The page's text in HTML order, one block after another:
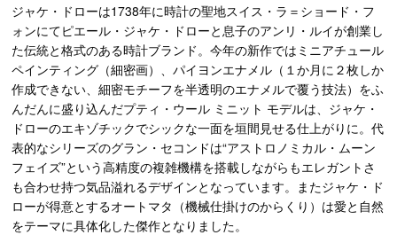
ジャケ・ドローは1738年に時計の聖地スイス・ラ＝ショード・フ
ォンにてピエール・ジャケ・ドローと息子のアンリ・ルイが創業し
た伝統と格式のある時計ブランド。今年の新作ではミニアチュール
ペインティング（細密画）、パイヨンエナメル（１か月に２枚しか
作成できない、細密モチーフを半透明のエナメルで覆う技法）をふ
んだんに盛り込んだプティ・ウール ミニット モデルは、ジャケ・
ドローのエキゾチックでシックな一面を垣間見せる仕上がりに。代
表的なシリーズのグラン・セコンドは“アストロノミカル・ムーン
フェイズ”という高精度の複雑機構を搭載しながらもエレガントさ
も合わせ持つ気品溢れるデザインとなっています。またジャケ・ド
ローが得意とするオートマタ（機械仕掛けのからくり）は愛と自然
をテーマに具体化した傑作となりました。